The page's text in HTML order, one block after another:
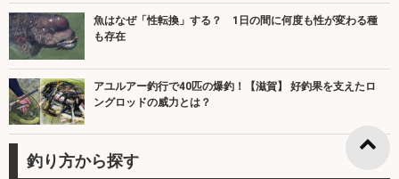
魚はなぜ「性転換」する？ 1日の間に何度も性が変わる種
も存在
アユルアー釣行で40匹の爆釣！【滋賀】 好釣果を支えたロ
ングロッドの威力とは？
釣り方から探す